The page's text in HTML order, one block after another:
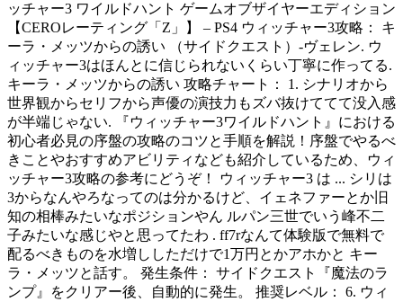
ッチャー3 ワイルドハント ゲームオブザイヤーエディション
【CEROレーティング「Z」】 – PS4 ウィッチャー3攻略： キ
ーラ・メッツからの誘い （サイドクエスト）-ヴェレン. ウ
ィッチャー3はほんとに信じられないくらい丁寧に作ってる.
キーラ・メッツからの誘い 攻略チャート： 1. シナリオから
世界観からセリフから声優の演技力もズバ抜けててて没入感
が半端じゃない. 『ウィッチャー3ワイルドハント』における
初心者必見の序盤の攻略のコツと手順を解説！序盤でやるべ
きことやおすすめアビリティなども紹介しているため、ウィ
ッチャー3攻略の参考にどうぞ！ ウィッチャー3 は ... シリは
3からなんやろなってのは分かるけど、イェネファーとか旧
知の相棒みたいなポジションやん ルパン三世でいう峰不二
子みたいな感じやと思ってたわ . ff7rなんて体験版で無料で
配るべきものを水増ししただけで1万円とかアホかと キー
ラ・メッツと話す。 発生条件： サイドクエスト『魔法のラ
ンプ』をクリアー後、自動的に発生。 推奨レベル： 6. ウィ